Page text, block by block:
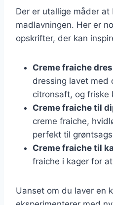
Der er utallige måder
madlavningen. Her er
opskrifter, der kan
Creme fraiche
dressing lavet med
citronsaft, og friske
Creme fraiche til
creme fraiche,
perfekt til
Creme fraiche til
fraiche i kager for
Uanset om du laver en